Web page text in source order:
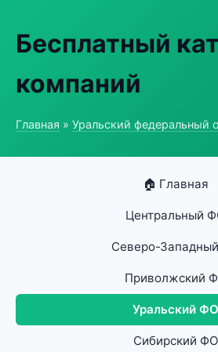
Бесплатный
компаний
Главная » Уральский федеральный
🏠 Главная
Центральный
Северо-
Приволжский
Уральский ФО
Сибирский ФО